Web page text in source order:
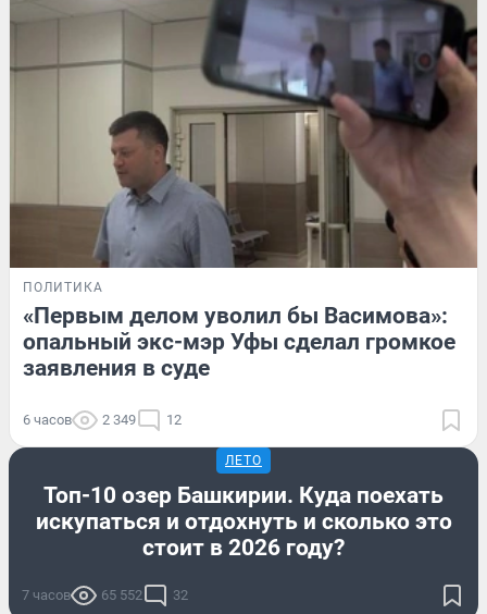
ПОЛИТИКА
«Первым делом уволил бы Васимова»:
опальный экс-мэр Уфы сделал громкое
заявления в суде
6 часов 2 349 12
ЛЕТО
Топ-10 озер Башкирии. Куда поехать
искупаться и отдохнуть и сколько это
стоит в 2026 году?
7 часов 65 552 32